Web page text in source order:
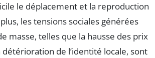
le déplacement et la reproduction
les tensions sociales générées
masse, telles que la hausse des prix
de l’identité locale, sont